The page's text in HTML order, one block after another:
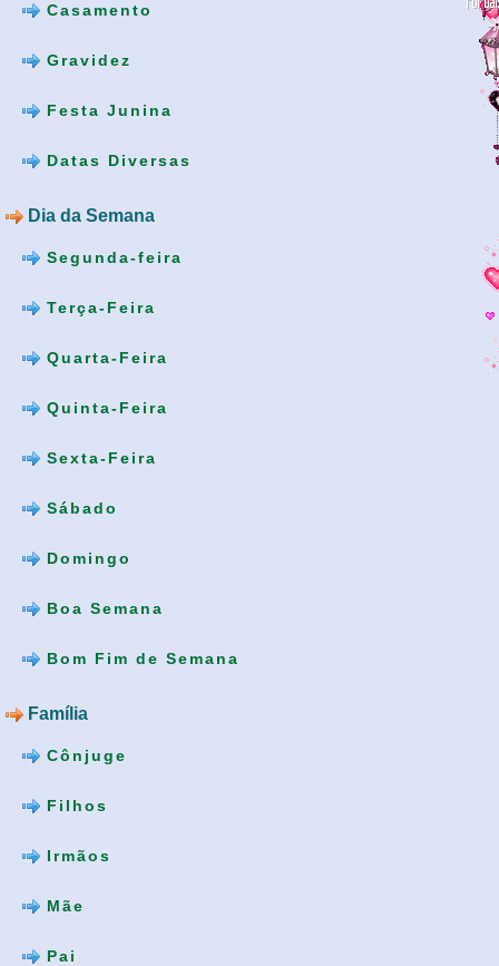
Casamento
Gravidez
Festa Junina
Datas Diversas
Dia da Semana
Segunda-feira
Terça-Feira
Quarta-Feira
Quinta-Feira
Sexta-Feira
Sábado
Domingo
Boa Semana
Bom Fim de Semana
Família
Cônjuge
Filhos
Irmãos
Mãe
Pai